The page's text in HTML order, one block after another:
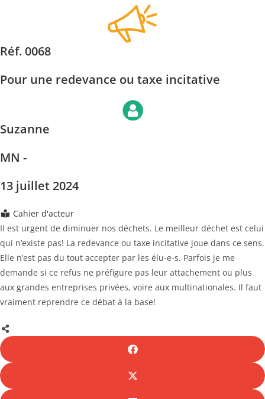
Réf. 0068
Pour une redevance ou taxe incitative
Suzanne
MN -
13 juillet 2024
Cahier d'acteur
Il est urgent de diminuer nos déchets. Le meilleur déchet est celui
qui n’existe pas! La redevance ou taxe incitative joue dans ce sens.
Elle n’est pas du tout accepter par les élu-e-s. Parfois je me
demande si ce refus ne préfigure pas leur attachement ou plus
aux grandes entreprises privées, voire aux multinationales. Il faut
vraiment reprendre ce débat à la base!